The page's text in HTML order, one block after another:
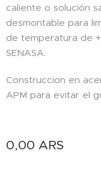
caliente o solución
desmontable para
de temperatura de
SENASA.
Construccion en
APM para evitar el
0,00 ARS